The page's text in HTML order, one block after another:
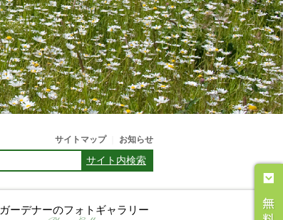
サイトマップ お知らせ
サイト内検索
ガーデナーのフォトギャラリー